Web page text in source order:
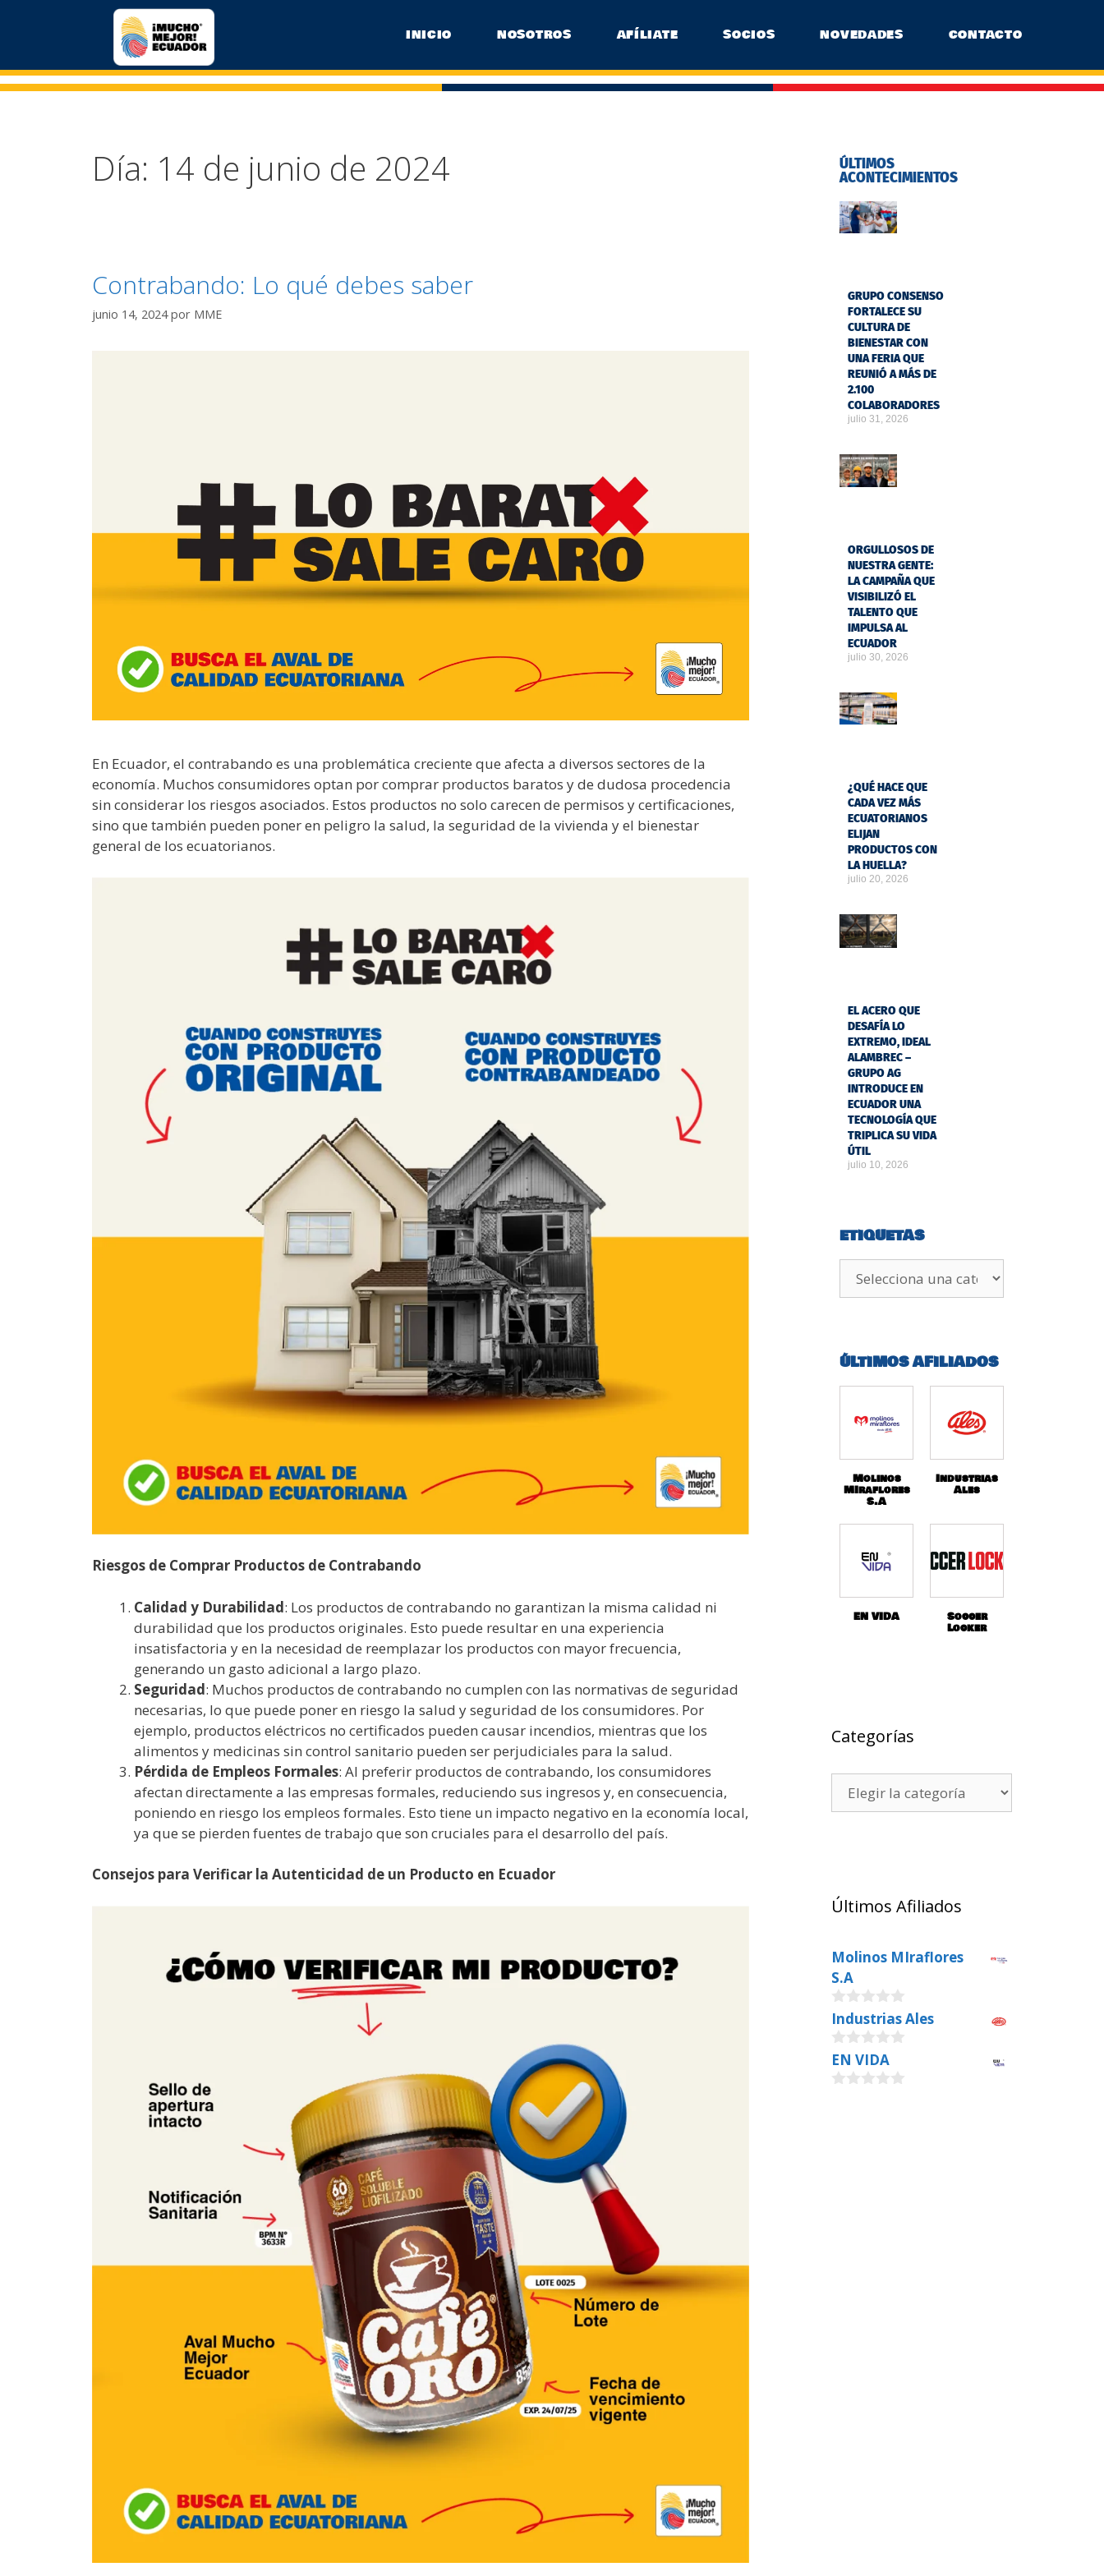
INICIO NOSOTROS AFÍLIATE SOCIOS NOVEDADES CONTACTO
Día: 14 de junio de 2024
Contrabando: Lo qué debes saber
junio 14, 2024 por MME
En Ecuador, el contrabando es una problemática creciente que afecta a diversos sectores de la
economía. Muchos consumidores optan por comprar productos baratos y de dudosa procedencia
sin considerar los riesgos asociados. Estos productos no solo carecen de permisos y certificaciones,
sino que también pueden poner en peligro la salud, la seguridad de la vivienda y el bienestar
general de los ecuatorianos.
Riesgos de Comprar Productos de Contrabando
Calidad y Durabilidad: Los productos de contrabando no garantizan la misma calidad ni
durabilidad que los productos originales. Esto puede resultar en una experiencia
insatisfactoria y en la necesidad de reemplazar los productos con mayor frecuencia,
generando un gasto adicional a largo plazo.
Seguridad: Muchos productos de contrabando no cumplen con las normativas de seguridad
necesarias, lo que puede poner en riesgo la salud y seguridad de los consumidores. Por
ejemplo, productos eléctricos no certificados pueden causar incendios, mientras que los
alimentos y medicinas sin control sanitario pueden ser perjudiciales para la salud.
Pérdida de Empleos Formales: Al preferir productos de contrabando, los consumidores
afectan directamente a las empresas formales, reduciendo sus ingresos y, en consecuencia,
poniendo en riesgo los empleos formales. Esto tiene un impacto negativo en la economía local,
ya que se pierden fuentes de trabajo que son cruciales para el desarrollo del país.
Consejos para Verificar la Autenticidad de un Producto en Ecuador
ÚLTIMOS
ACONTECIMIENTOS
GRUPO CONSENSO
FORTALECE SU
CULTURA DE
BIENESTAR CON
UNA FERIA QUE
REUNIÓ A MÁS DE
2.100
COLABORADORES
julio 31, 2026
ORGULLOSOS DE
NUESTRA GENTE:
LA CAMPAÑA QUE
VISIBILIZÓ EL
TALENTO QUE
IMPULSA AL
ECUADOR
julio 30, 2026
¿QUÉ HACE QUE
CADA VEZ MÁS
ECUATORIANOS
ELIJAN
PRODUCTOS CON
LA HUELLA?
julio 20, 2026
EL ACERO QUE
DESAFÍA LO
EXTREMO, IDEAL
ALAMBREC –
GRUPO AG
INTRODUCE EN
ECUADOR UNA
TECNOLOGÍA QUE
TRIPLICA SU VIDA
ÚTIL
julio 10, 2026
ETIQUETAS
ÚLTIMOS AFILIADOS
Molinos
MIraflores
S.A
Industrias
Ales
EN VIDA Soccer
Locker
Categorías
Últimos Afiliados
Molinos MIraflores
S.A
0
o
u
t
o
f
Industrias Ales
0
o
u
EN VIDA